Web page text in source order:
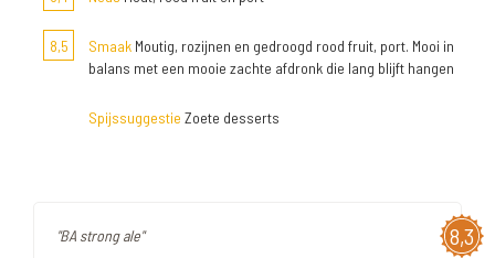
8,5 Smaak Moutig, rozijnen en gedroogd rood fruit, port. Mooi in
balans met een mooie zachte afdronk die lang blijft hangen
Spijssuggestie Zoete desserts
8,3
"BA strong ale"